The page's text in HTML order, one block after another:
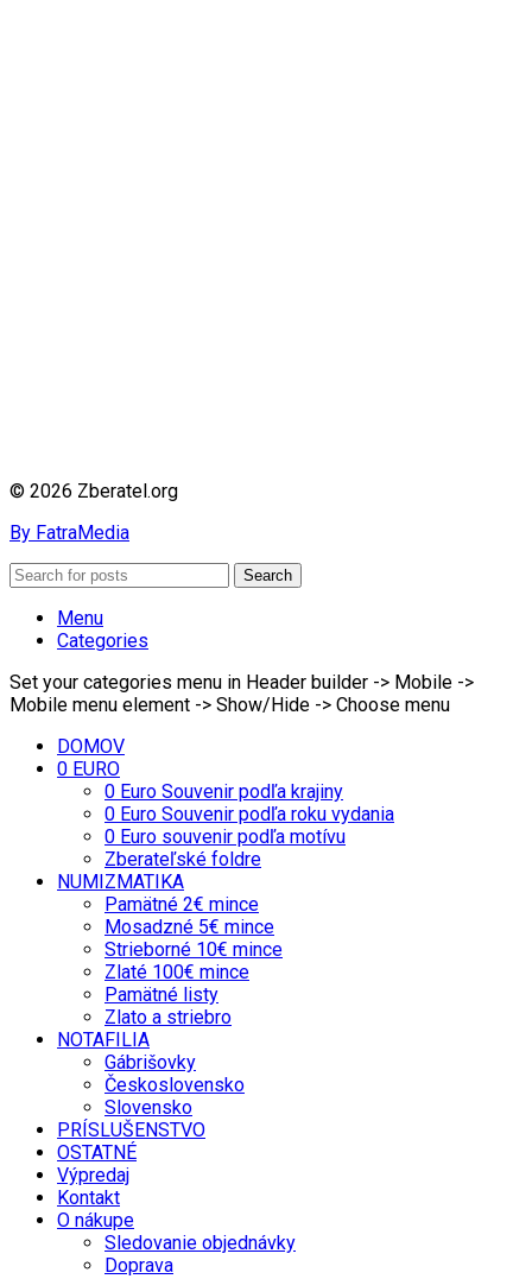
© 2026 Zberatel.org
By FatraMedia
Search
Menu
Categories
Set your categories menu in Header builder -> Mobile ->
Mobile menu element -> Show/Hide -> Choose menu
DOMOV
0 EURO
0 Euro Souvenir podľa krajiny
0 Euro Souvenir podľa roku vydania
0 Euro souvenir podľa motívu
Zberateľské foldre
NUMIZMATIKA
Pamätné 2€ mince
Mosadzné 5€ mince
Strieborné 10€ mince
Zlaté 100€ mince
Pamätné listy
Zlato a striebro
NOTAFILIA
Gábrišovky
Československo
Slovensko
PRÍSLUŠENSTVO
OSTATNÉ
Výpredaj
Kontakt
O nákupe
Sledovanie objednávky
Doprava